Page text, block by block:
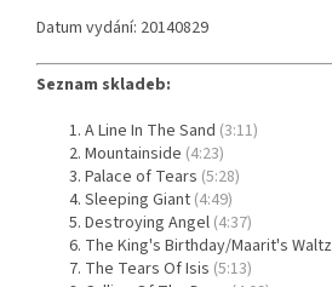
Datum vydání: 20140829
Seznam skladeb:
A Line In The Sand (3:11)
Mountainside (4:23)
Palace of Tears (5:28)
Sleeping Giant (4:49)
Destroying Angel (4:37)
The King's Birthday/Maarit's Waltz
The Tears Of Isis (5:13)